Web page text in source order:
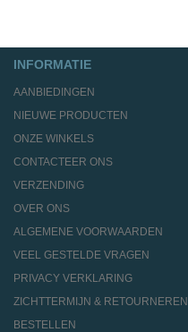
INFORMATIE
AANBIEDINGEN
NIEUWE PRODUCTEN
ONZE WINKELS
CONTACTEER ONS
VERZENDING
OVER ONS
ALGEMENE VOORWAARDEN
VEEL GESTELDE VRAGEN
PRIVACY VERKLARING
ZICHTTERMIJN & RETOURNEREN
BESTELLEN